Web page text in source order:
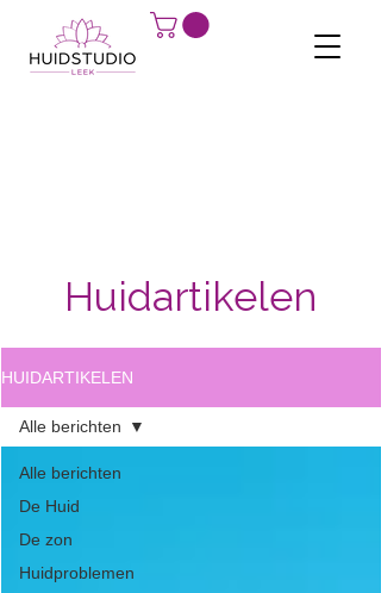
Huidartikelen
HUIDARTIKELEN
Alle berichten
De Huid
De zon
Huidproblemen
Alle berichten